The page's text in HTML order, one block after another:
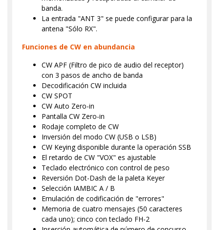
banda.
La entrada "ANT 3" se puede configurar para la
antena "Sólo RX".
Funciones de CW en abundancia
CW APF (Filtro de pico de audio del receptor)
con 3 pasos de ancho de banda
Decodificación CW incluida
CW SPOT
CW Auto Zero-in
Pantalla CW Zero-in
Rodaje completo de CW
Inversión del modo CW (USB o LSB)
CW Keying disponible durante la operación SSB
El retardo de CW "VOX" es ajustable
Teclado electrónico con control de peso
Reversión Dot-Dash de la paleta Keyer
Selección IAMBIC A / B
Emulación de codificación de "errores"
Memoria de cuatro mensajes (50 caracteres
cada uno); cinco con teclado FH-2